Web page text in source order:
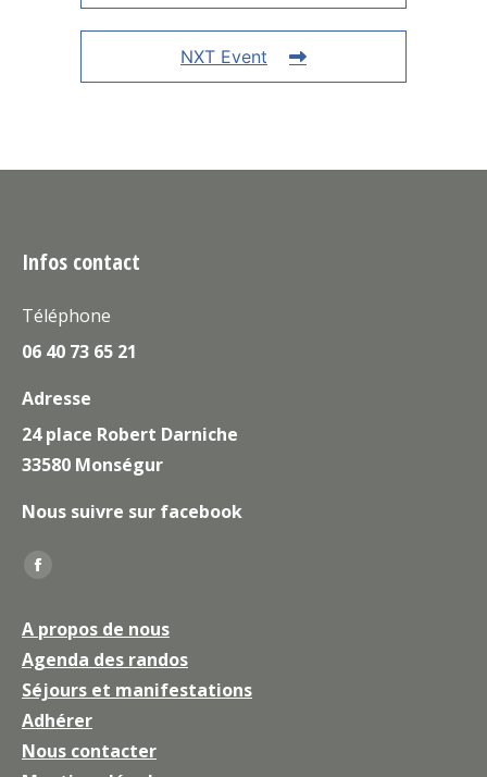
NXT Event
Infos contact
Téléphone
06 40 73 65 21
Adresse
24 place Robert Darniche
33580 Monségur
Nous suivre sur facebook
Trouvez nous sur :
La
Facebook
s'ouvre
dans
une
nouvelle
A propos de nous
Agenda des randos
Séjours et manifestations
Adhérer
Nous contacter